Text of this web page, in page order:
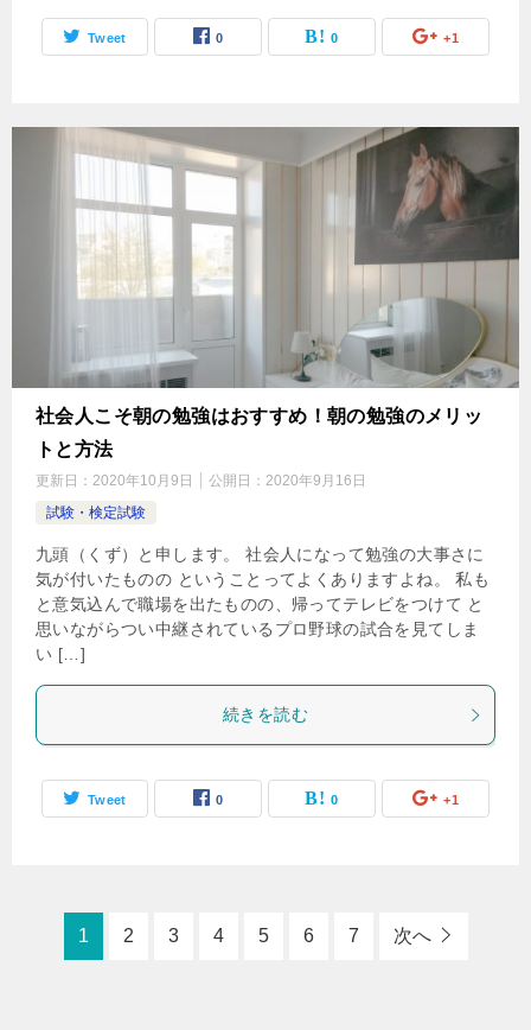
Tweet 0 0 +1
社会人こそ朝の勉強はおすすめ！朝の勉強のメリッ
トと方法
更新日： 2020年10月9日 公開日： 2020年9月16日
試験・検定試験
九頭（くず）と申します。 社会人になって勉強の大事さに
気が付いたものの ということってよくありますよね。 私も
と意気込んで職場を出たものの、帰ってテレビをつけて と
思いながらつい中継されているプロ野球の試合を見てしま
い […]
続きを読む
Tweet 0 0 +1
1 2 3 4 5 6 7 次へ